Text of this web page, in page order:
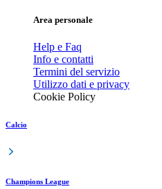
Area personale
Help e Faq
Info e contatti
Termini del servizio
Utilizzo dati e privacy
Cookie Policy
Calcio
Champions League